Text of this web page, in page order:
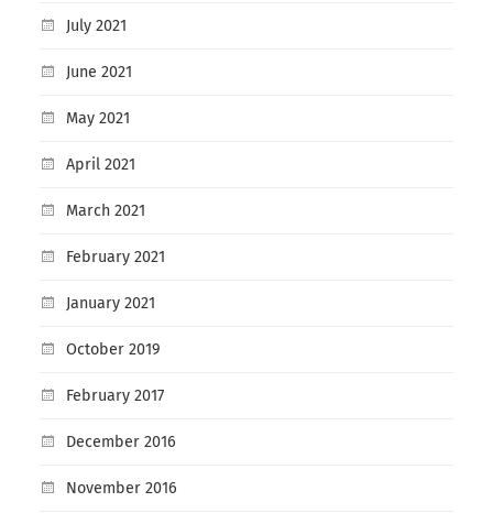
July 2021
June 2021
May 2021
April 2021
March 2021
February 2021
January 2021
October 2019
February 2017
December 2016
November 2016